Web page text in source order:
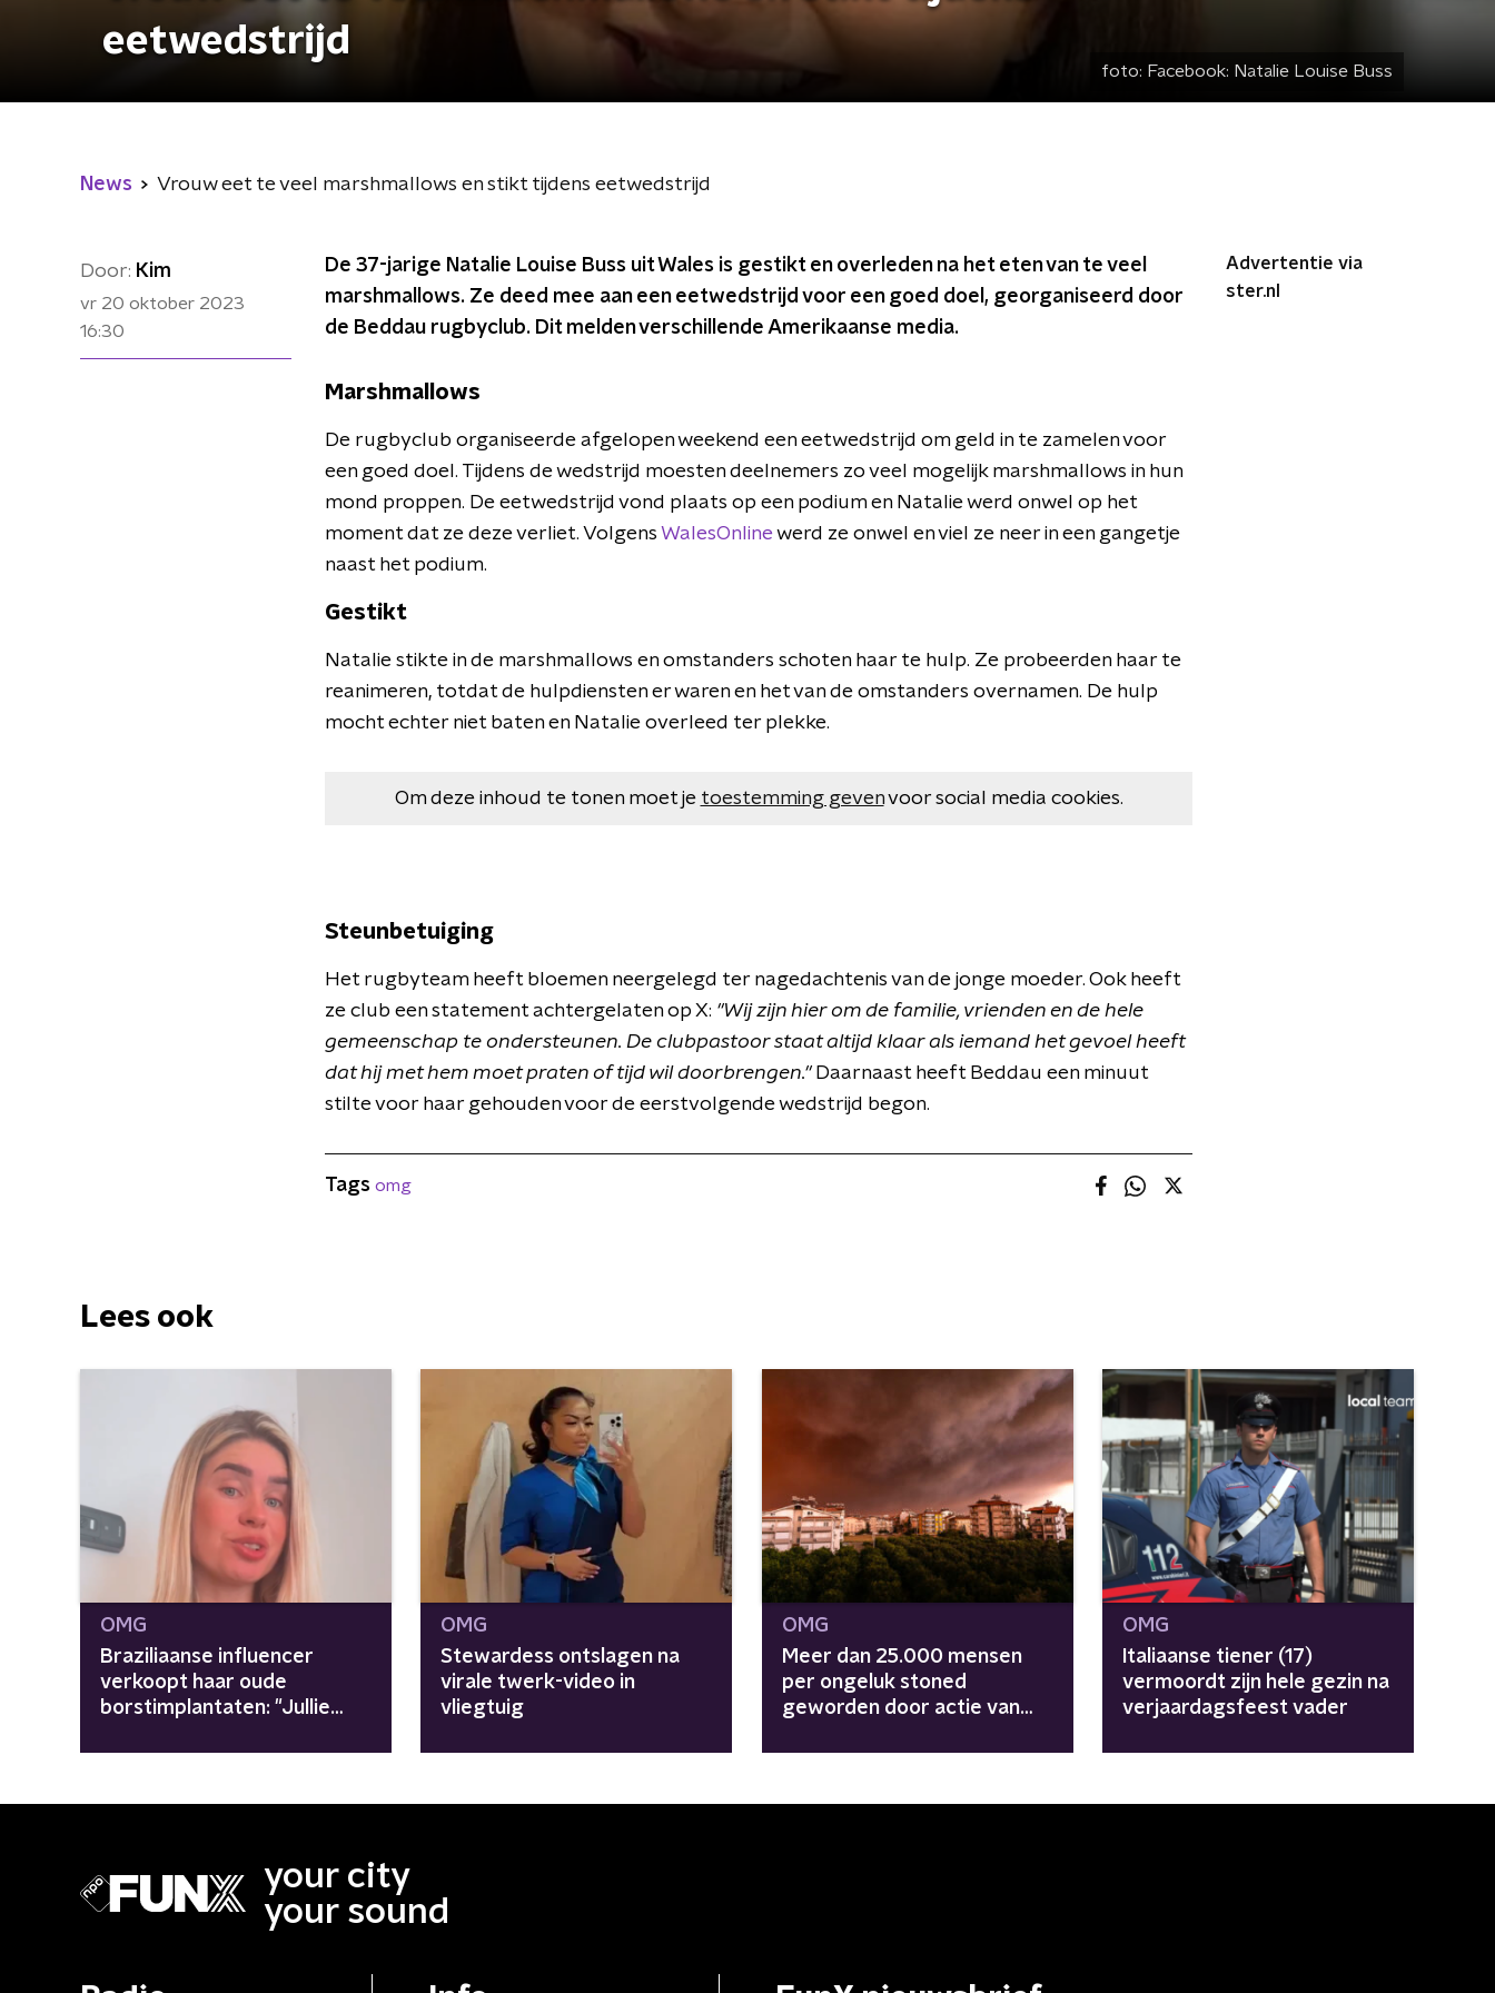
eetwedstrijd
foto: Facebook: Natalie Louise Buss
News Vrouw eet te veel marshmallows en stikt tijdens eetwedstrijd
Door: Kim
vr 20 oktober 2023
16:30
De 37-jarige Natalie Louise Buss uit Wales is gestikt en overleden na het eten van te veel
marshmallows. Ze deed mee aan een eetwedstrijd voor een goed doel, georganiseerd door
de Beddau rugbyclub. Dit melden verschillende Amerikaanse media.
Marshmallows
De rugbyclub organiseerde afgelopen weekend een eetwedstrijd om geld in te zamelen voor
een goed doel. Tijdens de wedstrijd moesten deelnemers zo veel mogelijk marshmallows in hun
mond proppen. De eetwedstrijd vond plaats op een podium en Natalie werd onwel op het
moment dat ze deze verliet. Volgens WalesOnlinewerd ze onwel en viel ze neer in een gangetje
naast het podium.
Gestikt
Natalie stikte in de marshmallows en omstanders schoten haar te hulp. Ze probeerden haar te
reanimeren, totdat de hulpdiensten er waren en het van de omstanders overnamen. De hulp
mocht echter niet baten en Natalie overleed ter plekke.
Om deze inhoud te tonen moet je toestemming gevenvoor social media cookies.
Steunbetuiging
Het rugbyteam heeft bloemen neergelegd ter nagedachtenis van de jonge moeder. Ook heeft
ze club een statement achtergelaten op X: "Wij zijn hier om de familie, vrienden en de hele
gemeenschap te ondersteunen. De clubpastoor staat altijd klaar als iemand het gevoel heeft
dat hij met hem moet praten of tijd wil doorbrengen."Daarnaast heeft Beddau een minuut
stilte voor haar gehouden voor de eerstvolgende wedstrijd begon.
Advertentie via
ster.nl
Tags omg
Lees ook
OMG
Braziliaanse influencer
verkoopt haar oude
borstimplantaten: "Jullie
OMG
Stewardess ontslagen na
virale twerk-video in
vliegtuig
OMG
Meer dan 25.000 mensen
per ongeluk stoned
geworden door actie van
OMG
Italiaanse tiener (17)
vermoordt zijn hele gezin na
verjaardagsfeest vader
your city
your sound